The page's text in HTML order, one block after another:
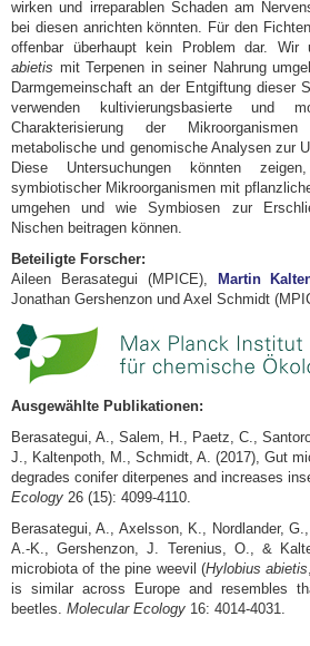
wirken und irreparablen Schaden am
bei diesen anrichten könnten. Für den
offenbar überhaupt kein Problem dar. Wir
abietis mit Terpenen in seiner Nahrung
Darmgemeinschaft an der Entgiftung dieser
verwenden kultivierungsbasierte und
Charakterisierung der
metabolische und genomische Analysen zur
Diese Untersuchungen könnten
symbiotischer Mikroorganismen mit
umgehen und wie Symbiosen zur
Nischen beitragen können.
Beteiligte Forscher:
Aileen Berasategui (MPICE),
Martin
Jonathan Gershenzon und Axel Schmidt
Ausgewählte Publikationen:
Berasategui, A., Salem, H., Paetz, C.,
J., Kaltenpoth, M., Schmidt, A. (2017), Gut
degrades conifer diterpenes and increases
Ecology 26 (15): 4099-4110.
Berasategui, A., Axelsson, K., Nordlander,
A.-K., Gershenzon, J. Terenius, O., &
microbiota of the pine weevil (Hylobius abietis
is similar across Europe and resembles
beetles. Molecular Ecology 16: 4014-4031.